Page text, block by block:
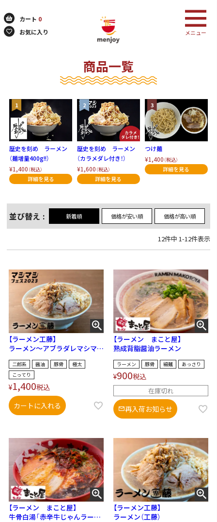
カート 0
お気に入り
メニュー
商品一覧
歴史を刻め ラーメン
（麺増量400g!!）
¥1,400 （税込）
歴史を刻め ラーメン
（カラメダレ付き！）
¥1,600 （税込）
つけ麺
¥1,400 （税込）
並び替え 新着順 価格が安い順 価格が高い順
12件中 1-12件表示
【ラーメン工藤】
ラーメン～アブラダレマシマシ
二郎系 醤油 豚骨
極太
こってり
¥1,400税込
カートに入れる
【ラーメン まこと屋】
熟成背脂醤油ラーメン
ラーメン 豚骨 細麺 あっさり
¥900税込
在庫切れ
再入荷お知らせ
【ラーメン まこと屋】
牛骨白湯「赤辛牛じゃんラーメ
【ラーメン工藤】
ラーメン（工藤）
検索